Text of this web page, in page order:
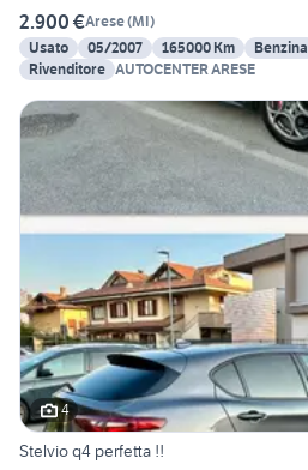
2.900 €Arese(MI)
Usato
05/2007 165000 Km Benzina
Rivenditore AUTOCENTER ARESE
4
Stelvio q4 perfetta !!